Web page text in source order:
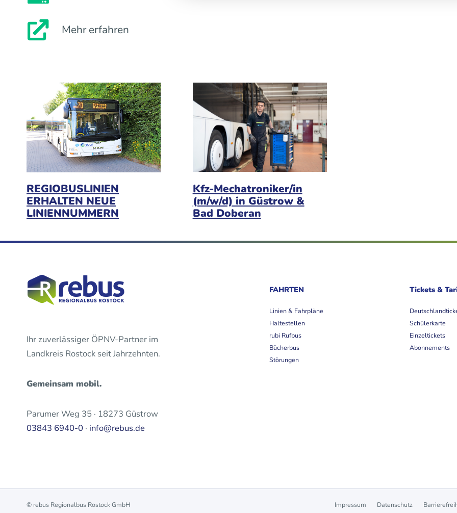
Mehr erfahren
REGIOBUSLINIEN
ERHALTEN NEUE
LINIENNUMMERN
Kfz-Mechatroniker/in
(m/w/d) in Güstrow &
Bad Doberan
Ihr zuverlässiger ÖPNV-Partner im
Landkreis Rostock seit Jahrzehnten.
Gemeinsam mobil.
Parumer Weg 35 · 18273 Güstrow
03843 6940-0 · info@rebus.de
FAHRTEN
Linien & Fahrpläne
Haltestellen
rubi Rufbus
Bücherbus
Störungen
Tickets &
Schülerkarte
Einzeltickets
Abonnements
© rebus Regionalbus Rostock GmbH Impressum Datenschutz